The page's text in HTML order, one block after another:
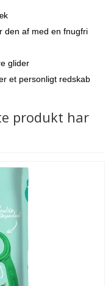
den af med en fnugfri
glider
et personligt redskab
produkt har